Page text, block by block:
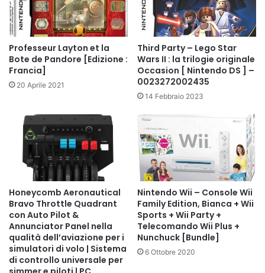
Professeur Layton et la
Bote de Pandore [Edizione :
Francia]
20 Aprile 2021
Third Party – Lego Star
Wars II : la trilogie originale
Occasion [ Nintendo DS ] –
0023272002435
14 Febbraio 2023
Honeycomb Aeronautical
Bravo Throttle Quadrant
con Auto Pilot &
Annunciator Panel nella
qualità dell’aviazione per i
simulatori di volo | Sistema
di controllo universale per
Nintendo Wii – Console Wii
Family Edition, Bianca + Wii
Sports + Wii Party +
Telecomando Wii Plus +
Nunchuck [Bundle]
6 Ottobre 2020